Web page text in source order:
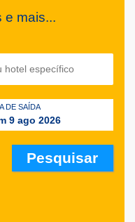
e mais...
DE SAÍDA
9 ago 2026